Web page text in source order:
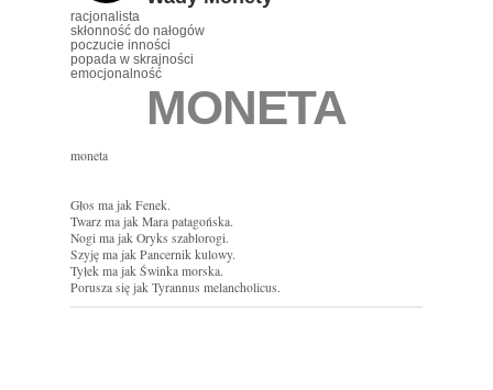
racjonalista
skłonność do nałogów
poczucie inności
popada w skrajności
emocjonalność
MONETA
moneta
Głos ma jak Fenek.
Twarz ma jak Mara patagońska.
Nogi ma jak Oryks szablorogi.
Szyję ma jak Pancernik kulowy.
Tyłek ma jak Świnka morska.
Porusza się jak Tyrannus melancholicus.